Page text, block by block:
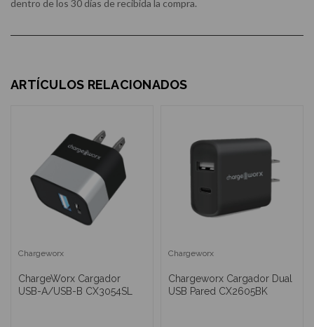
dentro de los 30 días de recibida la compra.
ARTÍCULOS RELACIONADOS
Chargeworx
ChargeWorx Cargador
USB-A/USB-B CX3054SL
Chargeworx
Chargeworx Cargador Dual
USB Pared CX2605BK